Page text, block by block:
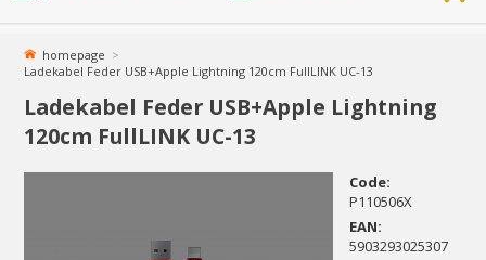
homepage
Ladekabel Feder USB+Apple Lightning 120cm FullLINK UC-13
Ladekabel Feder USB+Apple Lightning
120cm FullLINK UC-13
Code:
P110506X
EAN:
5903293025307